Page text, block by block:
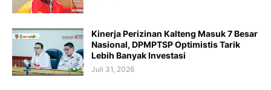
Kinerja Perizinan Kalteng Masuk 7 Besar
Nasional, DPMPTSP Optimistis Tarik
Lebih Banyak Investasi
Juli 31, 2026